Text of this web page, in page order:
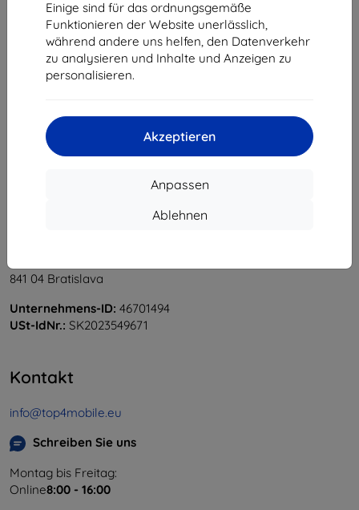
Einige sind für das ordnungsgemäße
Funktionieren der Website unerlässlich,
während andere uns helfen, den Datenverkehr
zu analysieren und Inhalte und Anzeigen zu
personalisieren.
Akzeptieren
Anpassen
Ablehnen
Auf Lager 4 Stk.
vom ganzen5.
«
841 04 Bratislava
Unternehmens-ID: 46701494
USt-IdNr.: SK2023549671
Kontakt
info@top4mobile.eu
Schreiben Sie uns
Montag bis Freitag:
Online8:00 - 16:00